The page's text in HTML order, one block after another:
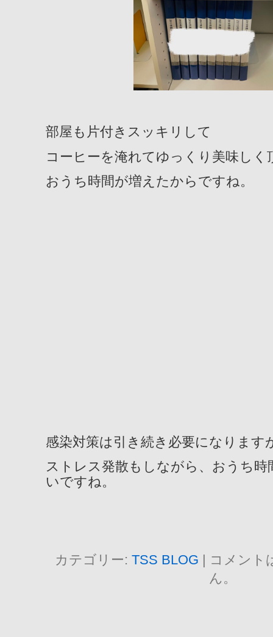
部屋も片付きスッキリして
コーヒーを淹れてゆっくり美味し
おうち時間が増えたからですね。
感染対策は引き続き必要になります
ストレス発散もしながら、おうち
いですね。
カテゴリー: TSS BLOG | コメント
ん。